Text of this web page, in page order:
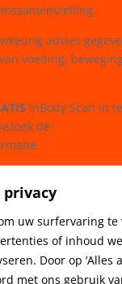
privacy
uw surfervaring te
of inhoud
Door op ‘Alles
met ons gebruik
advies
voeding,
InBody Scan in
de